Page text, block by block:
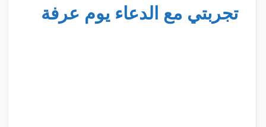
تجربتي مع الدعاء يوم عرفة